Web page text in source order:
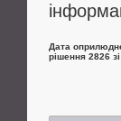
Дата
рішення 2826